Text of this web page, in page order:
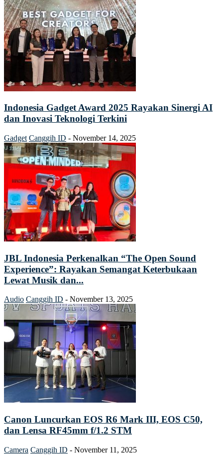
Indonesia Gadget Award 2025 Rayakan Sinergi AI
dan Inovasi Teknologi Terkini
Gadget Canggih ID - November 14, 2025
JBL Indonesia Perkenalkan “The Open Sound
Experience”: Rayakan Semangat Keterbukaan
Lewat Musik dan...
Audio Canggih ID - November 13, 2025
Canon Luncurkan EOS R6 Mark III, EOS C50,
dan Lensa RF45mm f/1.2 STM
Camera Canggih ID - November 11, 2025